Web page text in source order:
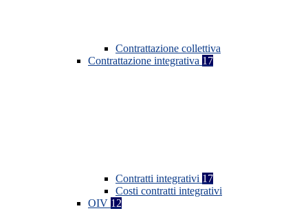
Contrattazione collettiva
Contrattazione integrativa 17
Contratti integrativi 17
Costi contratti integrativi
OIV 12